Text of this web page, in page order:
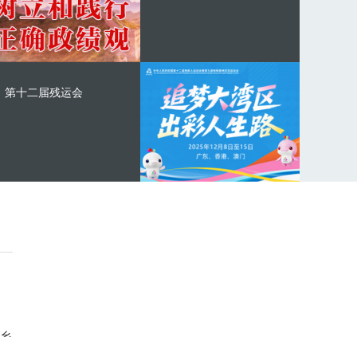
第十二届残运会